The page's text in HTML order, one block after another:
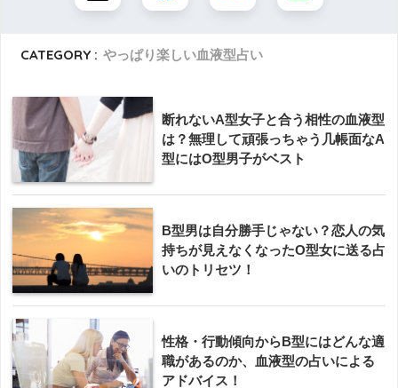
CATEGORY : やっぱり楽しい血液型占い
断れないA型女子と合う相性の血液型
は？無理して頑張っちゃう几帳面なA
型にはO型男子がベスト
B型男は自分勝手じゃない？恋人の気
持ちが見えなくなったO型女に送る占
いのトリセツ！
性格・行動傾向からB型にはどんな適
職があるのか、血液型の占いによる
アドバイス！